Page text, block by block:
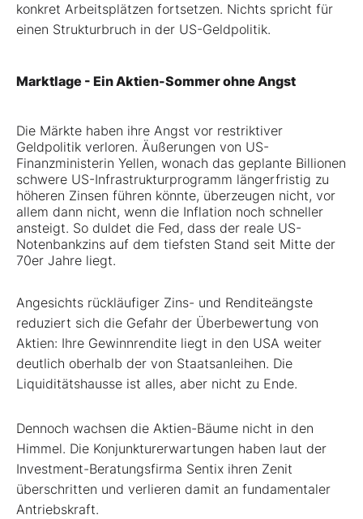
konkret Arbeitsplätzen fortsetzen. Nichts spricht für
einen Strukturbruch in der US-Geldpolitik.
Marktlage - Ein Aktien-Sommer ohne Angst
Die Märkte haben ihre Angst vor restriktiver
Geldpolitik verloren. Äußerungen von US-
Finanzministerin Yellen, wonach das geplante Billionen
schwere US-Infrastrukturprogramm längerfristig zu
höheren Zinsen führen könnte, überzeugen nicht, vor
allem dann nicht, wenn die Inflation noch schneller
ansteigt. So duldet die Fed, dass der reale US-
Notenbankzins auf dem tiefsten Stand seit Mitte der
70er Jahre liegt.
Angesichts rückläufiger Zins- und Renditeängste
reduziert sich die Gefahr der Überbewertung von
Aktien: Ihre Gewinnrendite liegt in den USA weiter
deutlich oberhalb der von Staatsanleihen. Die
Liquiditätshausse ist alles, aber nicht zu Ende.
Dennoch wachsen die Aktien-Bäume nicht in den
Himmel. Die Konjunkturerwartungen haben laut der
Investment-Beratungsfirma Sentix ihren Zenit
überschritten und verlieren damit an fundamentaler
Antriebskraft.